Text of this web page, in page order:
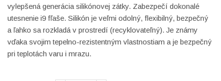
vylepšená generácia silikónovej zátky. Zabezpečí dokonalé
utesnenie i9 fľaše. Silikón je veľmi odolný, flexibilný, bezpečný
a ľahko sa rozkladá v prostredí (recyklovateľný). Je známy
vďaka svojim tepelno-rezistentným vlastnostiam a je bezpečný
pri teplotách varu i mrazu.